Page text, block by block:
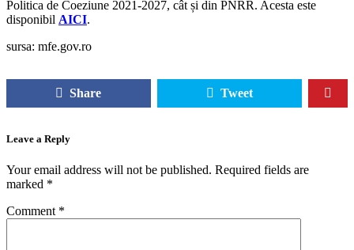
Politica de Coeziune 2021-2027, cât și din PNRR. Acesta este
disponibil AICI.
sursa: mfe.gov.ro
Share Tweet
Leave a Reply
Your email address will not be published. Required fields are
marked *
Comment *